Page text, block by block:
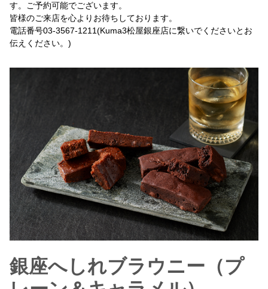
す。ご予約可能でございます。
皆様のご来店を心よりお待ちしております。
電話番号03-3567-1211(Kuma3松屋銀座店に繋いでくださいとお
伝えください。)
銀座へしれブラウニー（プ